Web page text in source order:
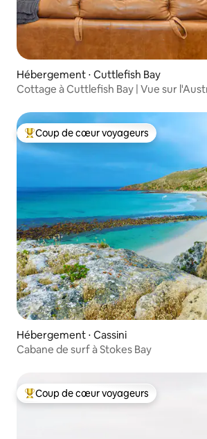
Hébergement ⋅ Cuttlefish Bay
Cottage à Cuttlefish Bay | Vue sur
Coups de cœur voyageurs les plus
Coup de cœur voyageurs
Hébergement ⋅ Cassini
Cabane de surf à Stokes Bay
Coups de cœur voyageurs les plus
Coup de cœur voyageurs